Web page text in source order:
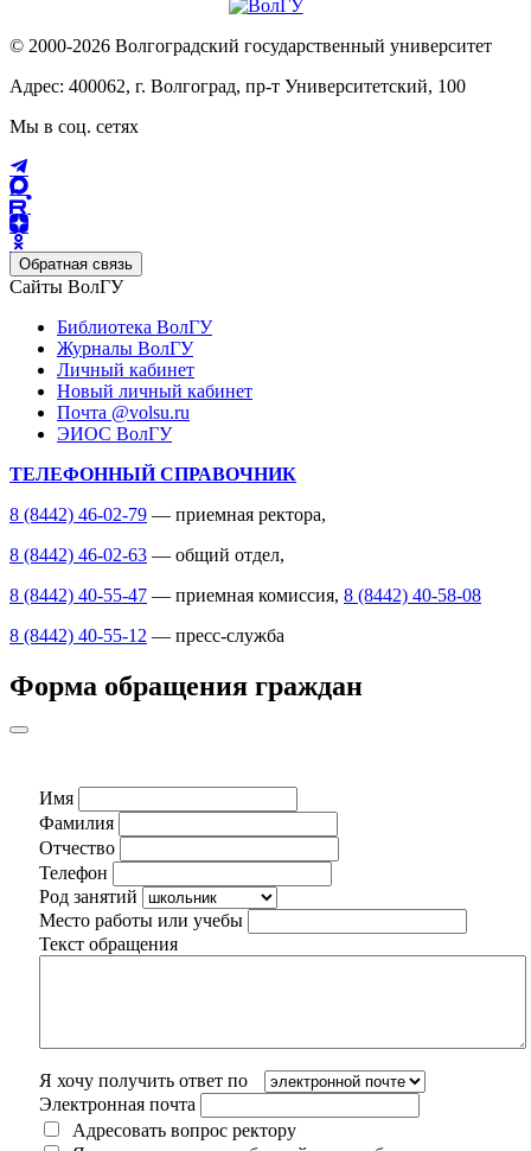
© 2000-2026 Волгоградский государственный университет
Адрес: 400062, г. Волгоград, пр-т Университетский, 100
Мы в соц. сетях
Обратная связь
Сайты ВолГУ
Библиотека ВолГУ
Журналы ВолГУ
Личный кабинет
Новый личный кабинет
Почта @volsu.ru
ЭИОС ВолГУ
ТЕЛЕФОННЫЙ СПРАВОЧНИК
8 (8442) 46-02-79 — приемная ректора,
8 (8442) 46-02-63 — общий отдел,
8 (8442) 40-55-47 — приемная комиссия, 8 (8442) 40-58-08
8 (8442) 40-55-12 — пресс-служба
Форма обращения граждан
Имя
Фамилия
Отчество
Телефон
Род занятий
Место работы или учебы
Текст обращения
Я хочу получить ответ по
Электронная почта
Адресовать вопрос ректору